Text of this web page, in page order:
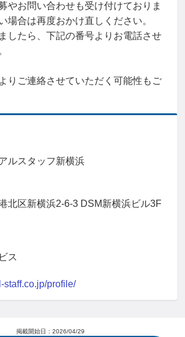
やお問い合わせも受け付けておりま
場合は再度おかけ直しください。
したら、下記の番号よりお電話させ
りご連絡させていただく可能性もご
ルスタッフ新横浜
北区新横浜2-6-3 DSM新横浜ビル3F
ス
staff.co.jp/profile/
掲載開始日： 2026/04/29